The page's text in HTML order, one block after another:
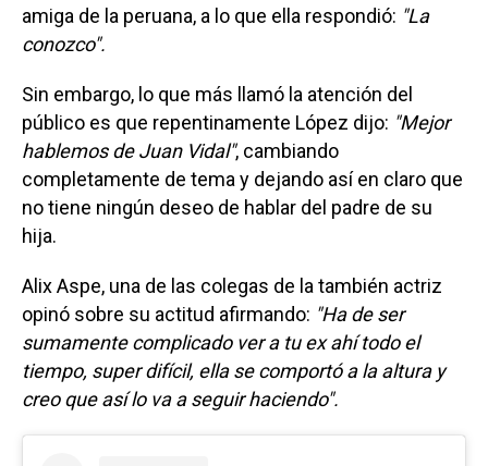
amiga de la peruana, a lo que ella respondió: "La
conozco".
Sin embargo, lo que más llamó la atención del
público es que repentinamente López dijo: "Mejor
hablemos de Juan Vidal", cambiando
completamente de tema y dejando así en claro que
no tiene ningún deseo de hablar del padre de su
hija.
Alix Aspe, una de las colegas de la también actriz
opinó sobre su actitud afirmando: "Ha de ser
sumamente complicado ver a tu ex ahí todo el
tiempo, super difícil, ella se comportó a la altura y
creo que así lo va a seguir haciendo".